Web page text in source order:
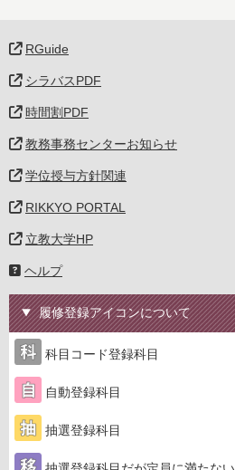
RGuide
シラバスPDF
時間割PDF
教務事務センターお知らせ
学位授与方針関連
RIKKYO PORTAL
立教大学HP
ヘルプ
履修登録アイコンについて
科目コード登録科目
自動登録科目
抽選登録科目